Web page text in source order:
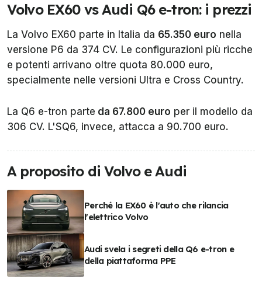
Volvo EX60 vs Audi Q6 e-tron: i prezzi
La Volvo EX60 parte in Italia da 65.350 euro nella
versione P6 da 374 CV. Le configurazioni più ricche
e potenti arrivano oltre quota 80.000 euro,
specialmente nelle versioni Ultra e Cross Country.
La Q6 e-tron parte da 67.800 euro per il modello da
306 CV. L'SQ6, invece, attacca a 90.700 euro.
A proposito di Volvo e Audi
Perché la EX60 è l'auto che rilancia
l'elettrico Volvo
Audi svela i segreti della Q6 e-tron e
della piattaforma PPE